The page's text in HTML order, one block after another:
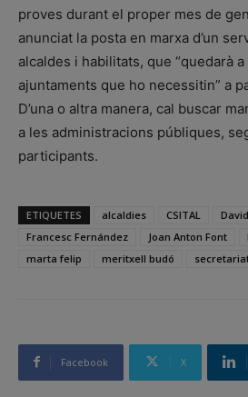
proves durant el proper mes de
anunciat la posta en marxa d’un
alcaldes i habilitats, que “quedarà
ajuntaments que ho necessitin” a
D’una o altra manera, cal buscar
a les administracions públiques,
participants.
ETIQUETES alcaldies CSITAL
Francesc Fernández
Joan Anton Font
marta felip
meritxell budó
Facebook X